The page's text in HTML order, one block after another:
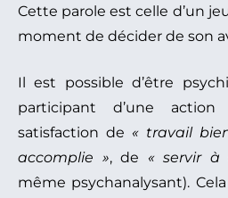
Cette parole est celle d’un
moment de décider de son
Il est possible d’être
participant d’une
satisfaction de « travail
accomplie », de « servir à
même psychanalysant).